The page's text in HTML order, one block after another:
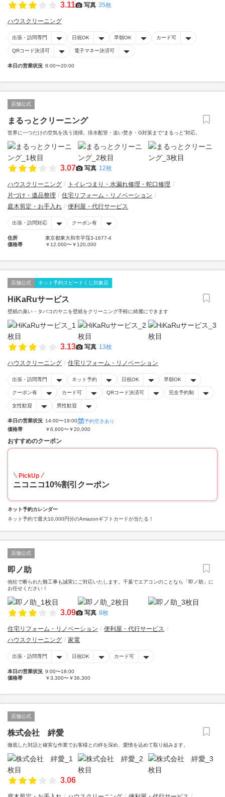
3.11 写真 35枚
ハウスクリーニング
出張・訪問専門 日祝OK 早朝OK カード可
QRコード決済可 電子マネー決済可
本日の営業状況 8:00〜20:00
店舗公式
まるっとクリーニング
世界に一つだけの空気を洗う清掃。排水配管・追い焚き・G対策まで“まるっと”対応。
3.07 写真 12枚
ハウスクリーニング
トイレつまり・水漏れ修理・蛇口修理
片づけ・遺品整理
住宅リフォーム・リノベーション
庭木剪定・お手入れ
便利屋・代行サービス
出張・訪問対応 クーポン有
住所
東京都東大和市芋窪3-1677-4
価格帯
￥12,000〜￥120,000
店舗公式 ネット予約スピードくじ対象店
HiKaRuサービス
壁紙の臭い・タバコのヤニを壁紙をクリーニング手軽に綺麗にできます
3.13 写真 13枚
ハウスクリーニング 住宅リフォーム・リノベーション
出張・訪問専門 ネット予約 日祝OK 早朝OK
クーポン有 カード可 QRコード決済可 完全予約制
女性歓迎 男性歓迎
本日の営業状況 14:00〜19:00
予約空きあり
価格帯
￥6,600〜￥20,000
おすすめのクーポン
PickUp
ニコニコ10%割引クーポン
ネット予約カレンダー
ネット予約で最大10,000円分のAmazonギフトカードが当たる！
店舗公式
即ノ助
他社で断られた難工事も誠実にご対応いたします。千葉でエアコンのことなら「即ノ助」に
お任せください！
3.09 写真 8枚
住宅リフォーム・リノベーション
便利屋・代行サービス
ハウスクリーニング
家電
出張・訪問専門 日祝OK カード可
本日の営業状況 9:00〜18:00
価格帯
￥3,300〜￥36,300
店舗公式
株式会社 絆愛
徹底した対話と確実な作業でお客様との絆を深め、愛情を込めて取り組みます。
3.06